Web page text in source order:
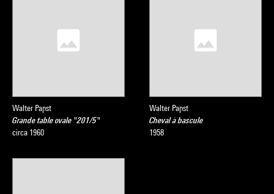
Walter Papst
Grande table ovale "201/5"
circa 1960
Walter Papst
Cheval à bascule
1958